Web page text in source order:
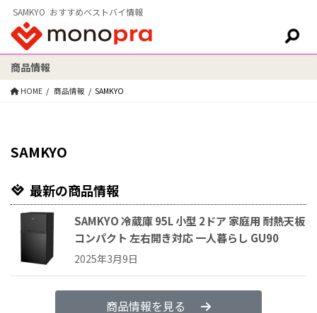
SAMKYO おすすめベストバイ情報
検索:
商品情報
HOME 商品情報 SAMKYO
SAMKYO
最新の商品情報
SAMKYO 冷蔵庫 95L 小型 2ドア 家庭用 耐熱天板
コンパクト 左右開き対応 一人暮らし GU90
2025年3月9日
商品情報を見る